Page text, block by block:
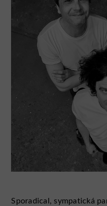
Sporadical, sympatická